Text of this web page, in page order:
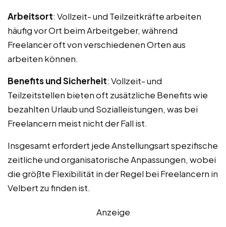
Arbeitsort: Vollzeit- und Teilzeitkräfte arbeiten
häufig vor Ort beim Arbeitgeber, während
Freelancer oft von verschiedenen Orten aus
arbeiten können.
Benefits und Sicherheit: Vollzeit- und
Teilzeitstellen bieten oft zusätzliche Benefits wie
bezahlten Urlaub und Sozialleistungen, was bei
Freelancern meist nicht der Fall ist.
Insgesamt erfordert jede Anstellungsart spezifische
zeitliche und organisatorische Anpassungen, wobei
die größte Flexibilität in der Regel bei Freelancern in
Velbert zu finden ist.
Anzeige